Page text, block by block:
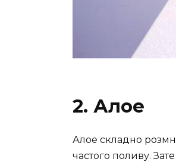
2. Алое
Алое складно
частого поливу.